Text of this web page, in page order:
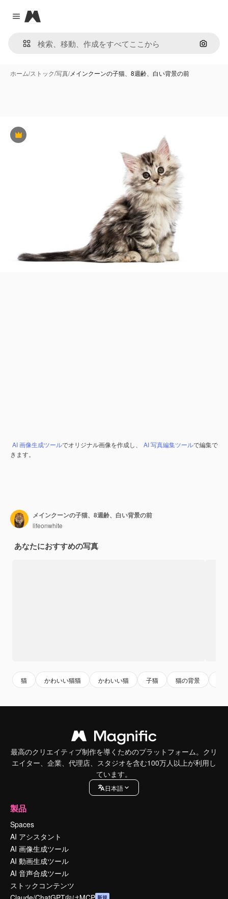
Close menu
Magnific
画像で
ホーム/ストック/写真/メインクーンの子猫、8週齢、白い背景の前
Premium
AI 画像生成ツールでオリジナル画像を作成し、 AI 写真編集ツールで編集で
きます。
メインクーンの子猫、8週齢、白い背景の前
lifeonwhite
あなたにおすすめの写真
猫 かわいい猫猫 かわいい猫 子猫 猫の背景
最高のクリエイティブ制作を導くためのプラットフォーム。クリ
エイター、企業、代理店、スタジオを含む100万人以上が利用し
ています。
日本語
製品
Spaces
AI アシスタント
AI 画像生成ツール
AI 動画生成ツール
AI 音声合成ツール
ストックコンテンツ